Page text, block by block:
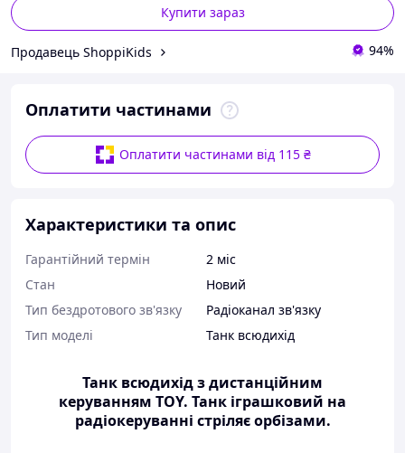
Купити зараз
Продавець ShoppiKids 94%
Оплатити частинами
Оплатити частинами від 115 ₴
Характеристики та опис
Гарантійний термін
2 міс
Стан
Новий
Тип бездротового зв'язку
Радіоканал зв'язку
Тип моделі
Танк всюдихід
Танк всюдихід з дистанційним
керуванням TOY. Танк іграшковий на
радіокеруванні стріляє орбізами.